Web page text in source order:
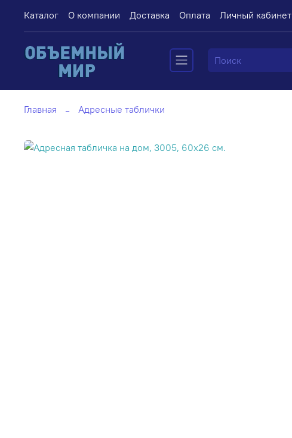
Каталог О компании Доставка Оплата Личный кабинет
Главная Адресные таблички